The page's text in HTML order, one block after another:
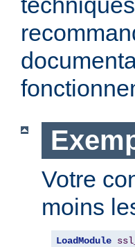
Votre
moins
LoadModule